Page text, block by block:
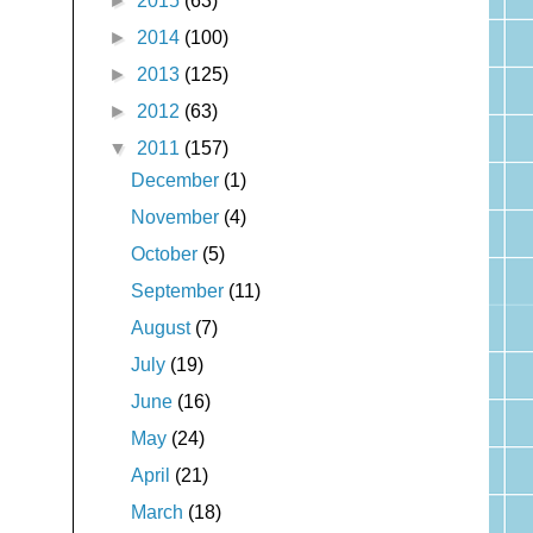
► 2014 (100)
► 2013 (125)
► 2012 (63)
▼ 2011 (157)
December (1)
November (4)
October (5)
September (11)
August (7)
July (19)
June (16)
May (24)
April (21)
March (18)